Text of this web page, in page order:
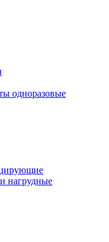
одноразовые
нагрудные